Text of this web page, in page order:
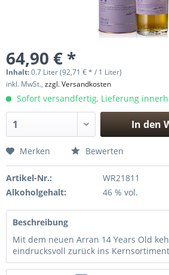
64,90 € *
Inhalt:0.7 Liter (92,71 € * / 1 Liter)
inkl. MwSt., zzgl. Versandkosten
Sofort versandfertig, Lieferung
In den
Merken Bewerten
Artikel-Nr.:
WR21811
Alkoholgehalt:
46 % vol.
Beschreibung
Mit dem neuen Arran 14 Years Old
eindrucksvoll zurück ins